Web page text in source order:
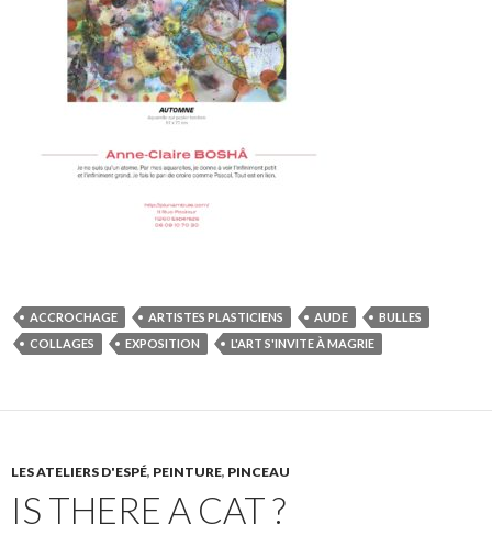
ACCROCHAGE ARTISTES PLASTICIENS AUDE
BULLES
COLLAGES
EXPOSITION L'ART S'INVITE À MAGRIE
LES ATELIERS D'ESPÉ, PEINTURE, PINCEAU
IS THERE A CAT ?